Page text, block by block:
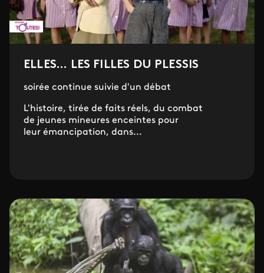
ELLES... LES FILLES DU PLESSIS
soirée continue suivie d'un débat
L'histoire, tirée de faits réels, du combat
de jeunes mineures enceintes pour
leur émancipation, dans...